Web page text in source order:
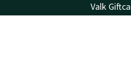
Valk